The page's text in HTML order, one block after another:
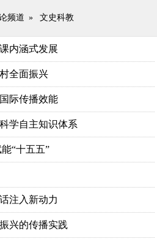
频道 » 文史科教
内涵式发展
全面振兴
际传播效能
学自主知识体系
“十五五”
注入新动力
兴的传播实践